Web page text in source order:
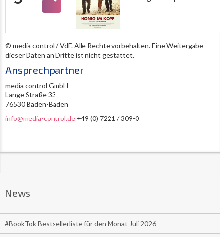
© media control / VdF. Alle Rechte vorbehalten. Eine Weitergabe
dieser Daten an Dritte ist nicht gestattet.
Ansprechpartner
media control GmbH
Lange Straße 33
76530 Baden-Baden
info@media-control.de +49 (0) 7221 / 309-0
News
#BookTok Bestsellerliste für den Monat Juli 2026